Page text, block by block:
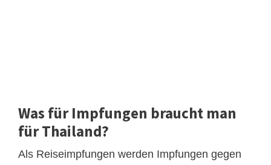
Was für Impfungen braucht man
für Thailand?
Als Reiseimpfungen werden Impfungen gegen